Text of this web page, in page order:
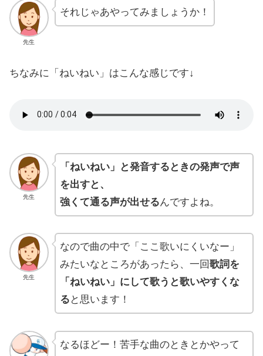
先生
それじゃあやってみましょうか！
ちなみに「ねいねい」はこんな感じです↓
先生
「ねいねい」と発音するときの発声で声
を出すと、
強くて通る声が出せるんですよね。
先生
なので曲の中で「ここ歌いにくいなー」
みたいなところがあったら、一回歌詞を
「ねいねい」にして歌うと歌いやすくな
る と思います！
なるほどー！苦手な曲のときとかやって